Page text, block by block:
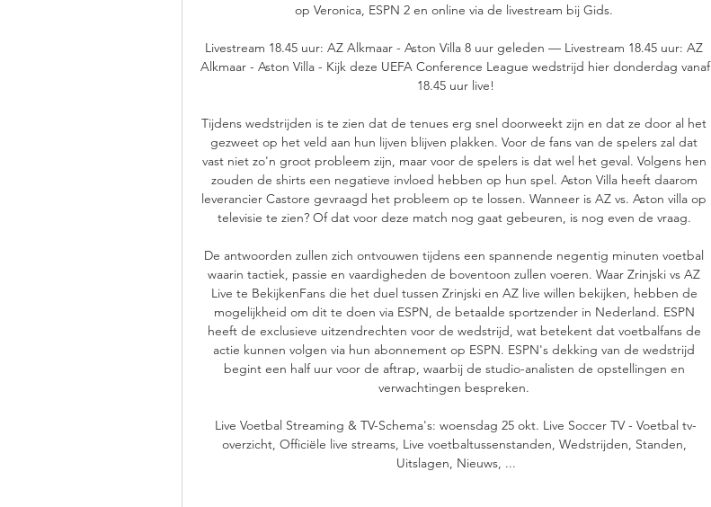
op Veronica, ESPN 2 en online via de livestream bij Gids.
Livestream 18.45 uur: AZ Alkmaar - Aston Villa 8 uur geleden — Livestream 18.45 uur: AZ
Alkmaar - Aston Villa - Kijk deze UEFA Conference League wedstrijd hier donderdag vanaf
18.45 uur live!
Tijdens wedstrijden is te zien dat de tenues erg snel doorweekt zijn en dat ze door al het
gezweet op het veld aan hun lijven blijven plakken. Voor de fans van de spelers zal dat
vast niet zo'n groot probleem zijn, maar voor de spelers is dat wel het geval. Volgens hen
zouden de shirts een negatieve invloed hebben op hun spel. Aston Villa heeft daarom
leverancier Castore gevraagd het probleem op te lossen. Wanneer is AZ vs. Aston villa op
televisie te zien? Of dat voor deze match nog gaat gebeuren, is nog even de vraag.
De antwoorden zullen zich ontvouwen tijdens een spannende negentig minuten voetbal
waarin tactiek, passie en vaardigheden de boventoon zullen voeren. Waar Zrinjski vs AZ
Live te BekijkenFans die het duel tussen Zrinjski en AZ live willen bekijken, hebben de
mogelijkheid om dit te doen via ESPN, de betaalde sportzender in Nederland. ESPN
heeft de exclusieve uitzendrechten voor de wedstrijd, wat betekent dat voetbalfans de
actie kunnen volgen via hun abonnement op ESPN. ESPN's dekking van de wedstrijd
begint een half uur voor de aftrap, waarbij de studio-analisten de opstellingen en
verwachtingen bespreken.
Live Voetbal Streaming & TV-Schema's: woensdag 25 okt. Live Soccer TV - Voetbal tv-
overzicht, Officiële live streams, Live voetbaltussenstanden, Wedstrijden, Standen,
Uitslagen, Nieuws, ...